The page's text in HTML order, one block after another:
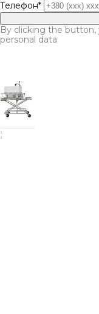
Телефон*
By clicking the
personal data